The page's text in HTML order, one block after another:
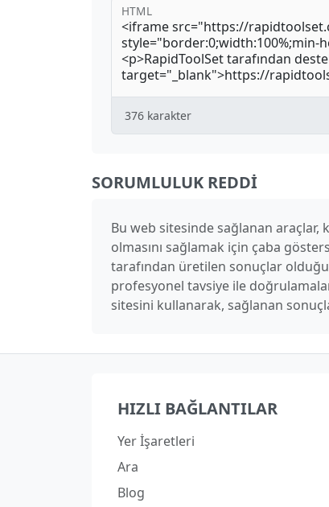
HTML
376 karakter
SORUMLULUK REDDI
Bu web sitesinde sağlanan araçlar,
olmasını sağlamak için çaba
tarafından üretilen sonuçlar olduğu
profesyonel tavsiye ile
sitesini kullanarak, sağlanan
HIZLI BAĞLANTILAR
Yer İşaretleri
Ara
Blog